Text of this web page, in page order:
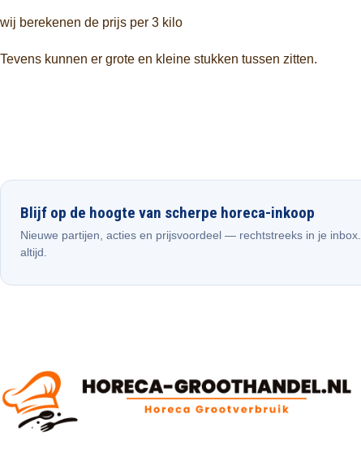
wij berekenen de prijs per 3 kilo
Tevens kunnen er grote en kleine stukken tussen zitten.
Blijf op de hoogte van scherpe horeca-inkoop
Nieuwe partijen, acties en prijsvoordeel — rechtstreeks in je
altijd.